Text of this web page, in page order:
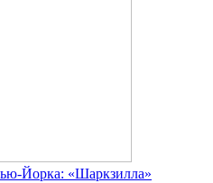
Йорка: «Шаркзилла»